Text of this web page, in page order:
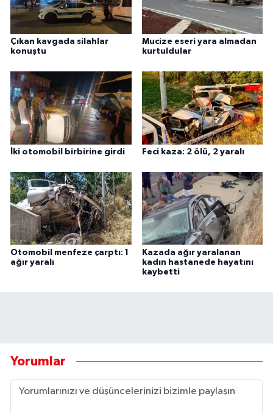
Çıkan kavgada silahlar
konuştu
Mucize eseri yara almadan
kurtuldular
İki otomobil birbirine girdi Feci kaza: 2 ölü, 2 yaralı
Otomobil menfeze çarptı: 1
ağır yaralı
Kazada ağır yaralanan
kadın hastanede hayatını
kaybetti
Yorumlar